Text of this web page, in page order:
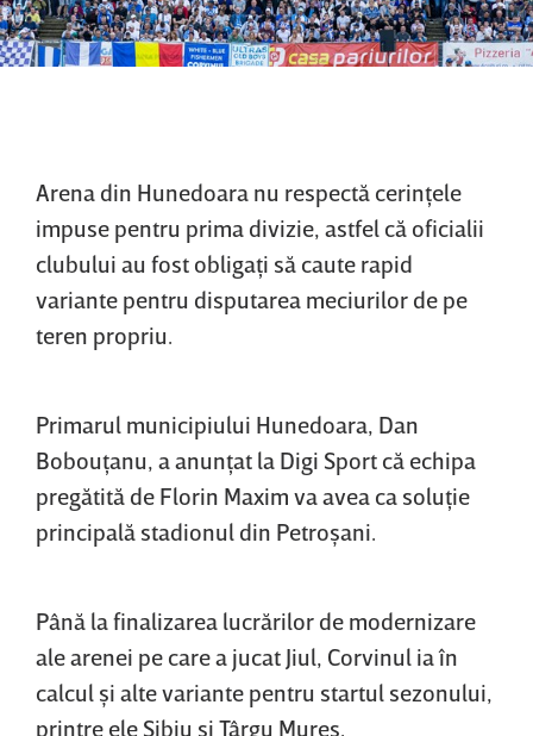
Arena din Hunedoara nu respectă cerinţele
impuse pentru prima divizie, astfel că oficialii
clubului au fost obligaţi să caute rapid
variante pentru disputarea meciurilor de pe
teren propriu.
Primarul municipiului Hunedoara, Dan
Bobouţanu, a anunţat la Digi Sport că echipa
pregătită de Florin Maxim va avea ca soluţie
principală stadionul din Petroşani.
Până la finalizarea lucrărilor de modernizare
ale arenei pe care a jucat Jiul, Corvinul ia în
calcul şi alte variante pentru startul sezonului,
printre ele Sibiu şi Târgu Mureş.